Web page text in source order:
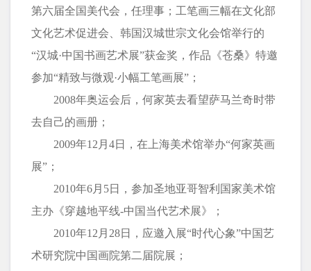
第六届全国美代会，任理事；工笔画三幅在文化部
文化艺术促进会、韩国汉城世宗文化会馆举行的
“汉城·中国书画艺术展”获金奖，作品《苍桑》特邀
参加“精致与微观·小幅工笔画展”；
2008年奥运会后，何家英去看望萨马兰奇时带
去自己的画册；
2009年12月4日，在上海美术馆举办“何家英画
展”；
2010年6月5日，参加圣地亚哥智利国家美术馆
主办《穿越地平线-中国当代艺术展》；
2010年12月28日，应邀入展“时代心象”中国艺
术研究院中国画院第二届院展；